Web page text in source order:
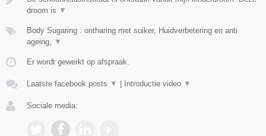
droom is ▼
Body Sugaring : ontharing met suiker, Huidverbetering en anti
ageing, ▼
Er wordt gewerkt op afspraak.
Laatste facebook posts ▼ Introductie video ▼
Sociale media: